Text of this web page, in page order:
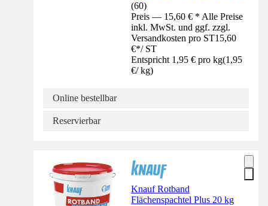
(60)
Preis — 15,60 € * Alle Preise
inkl. MwSt. und ggf. zzgl.
Versandkosten pro ST15,60
€*/ ST
Entspricht 1,95 € pro kg(1,95
€/ kg)
Online bestellbar
Reservierbar
Knauf Rotband
Flächenspachtel Plus 20 kg